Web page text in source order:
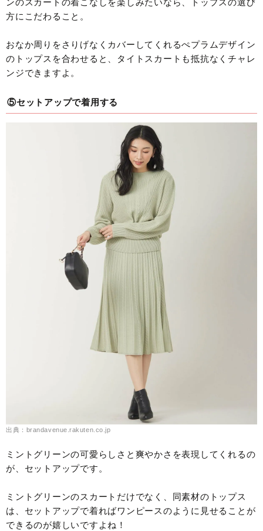
方にこだわること。
おなか周りをさりげなくカバーしてくれるぺプラムデザイン
のトップスを合わせると、タイトスカートも抵抗なくチャレ
ンジできますよ。
⑤セットアップで着用する
出典：brandavenue.rakuten.co.jp
ミントグリーンの可愛らしさと爽やかさを表現してくれるの
が、セットアップです。
ミントグリーンのスカートだけでなく、同素材のトップス
は、セットアップで着ればワンピースのように見せることが
できるのが嬉しいですよね！